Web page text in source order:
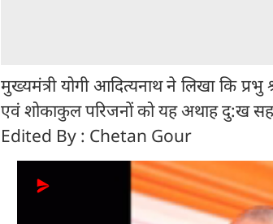
मुख्यमंत्री योगी आदित्यनाथ ने लिखा कि प्रभु
एवं शोकाकुल परिजनों को यह अथाह दु:ख
Edited By : Chetan Gour